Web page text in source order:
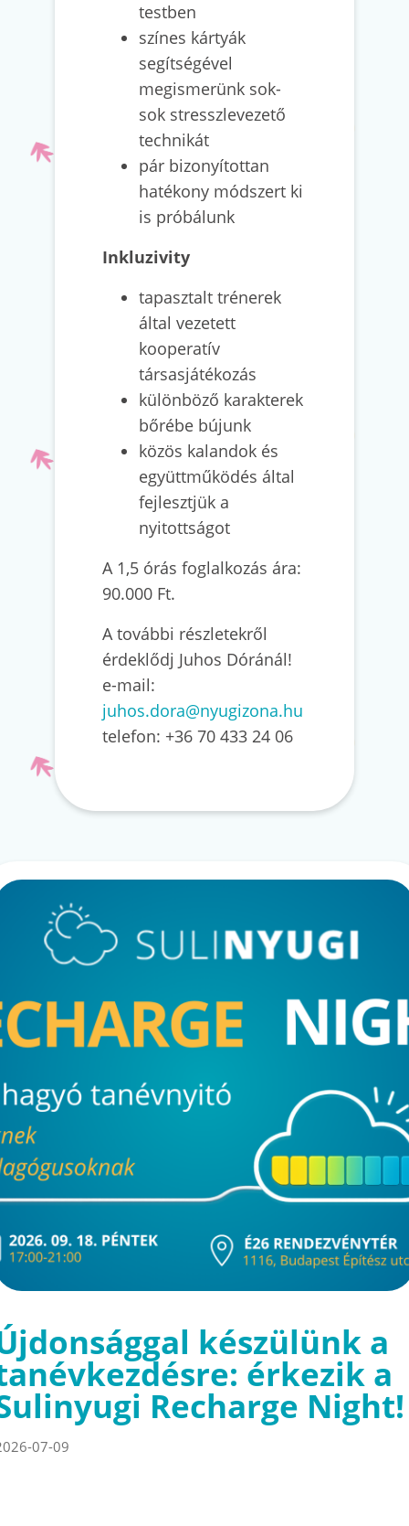
testben
színes kártyák
segítségével
megismerünk sok-
sok stresszlevezető
technikát
pár bizonyítottan
hatékony módszert ki
is próbálunk
Inkluzivity
tapasztalt trénerek
által vezetett
kooperatív
társasjátékozás
különböző karakterek
bőrébe bújunk
közös kalandok és
együttműködés által
fejlesztjük a
nyitottságot
A 1,5 órás foglalkozás ára:
90.000 Ft.
A további részletekről
érdeklődj Juhos Dóránál!
e-mail:
juhos.dora@nyugizona.hu
telefon: +36 70 433 24 06
készülünk a
érkezik a
Recharge Night!
07-09